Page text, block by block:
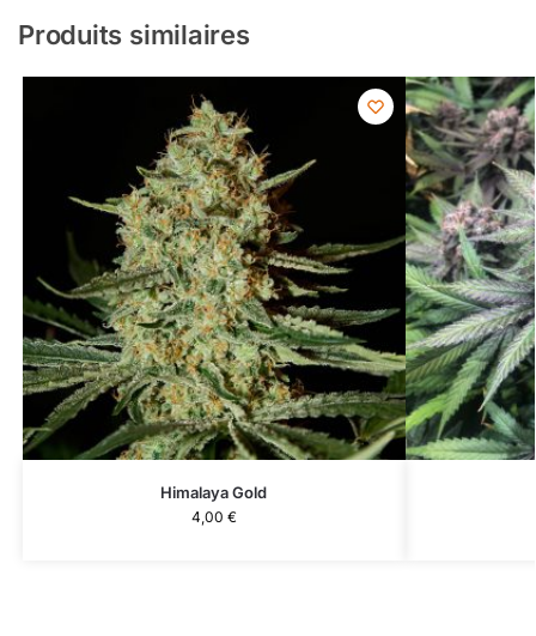
Produits similaires
Himalaya Gold
4,00 €